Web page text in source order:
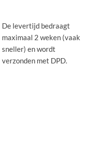
De levertijd bedraagt
maximaal 2 weken (vaak
sneller) en wordt
verzonden met DPD.